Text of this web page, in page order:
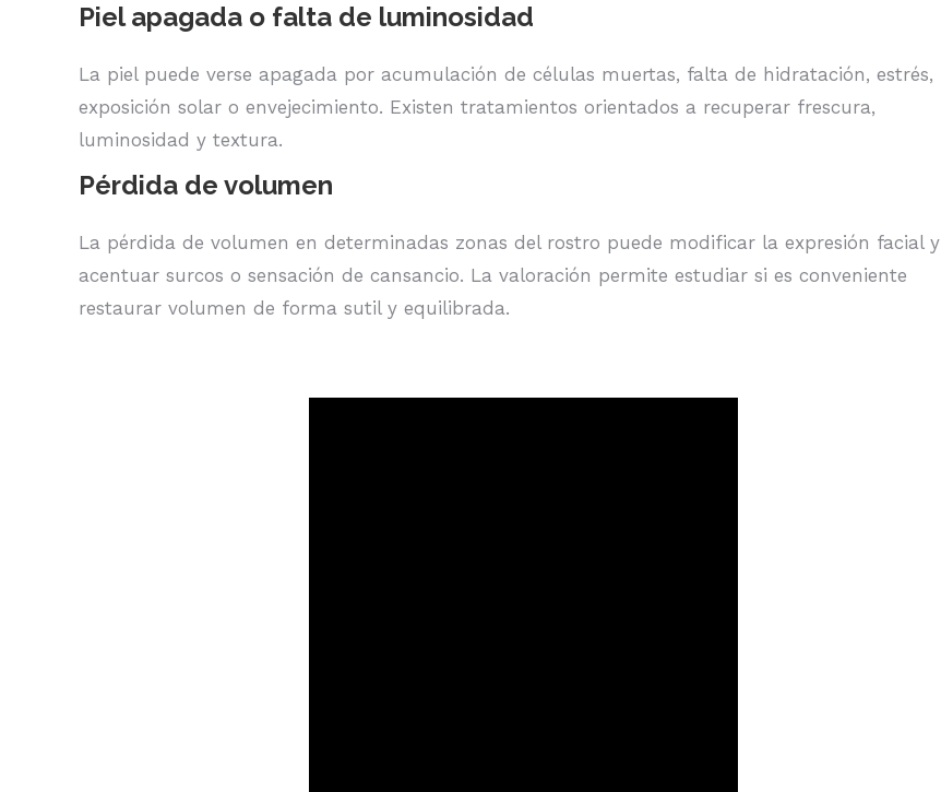
Piel apagada o falta de luminosidad
La piel puede verse apagada por acumulación de células muertas, falta de hidratación, estrés,
exposición solar o envejecimiento. Existen tratamientos orientados a recuperar frescura,
luminosidad y textura.
Pérdida de volumen
La pérdida de volumen en determinadas zonas del rostro puede modificar la expresión facial y
acentuar surcos o sensación de cansancio. La valoración permite estudiar si es conveniente
restaurar volumen de forma sutil y equilibrada.